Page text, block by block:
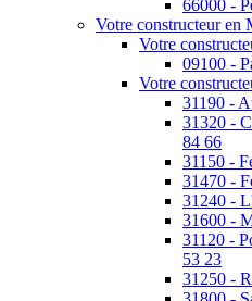
66000 -
Votre constructeur en
Votre
09100 -
Votre
31190 -
31320 -
84 66
31150 -
31470 -
31240 -
31600 -
31120 -
53 23
31250 -